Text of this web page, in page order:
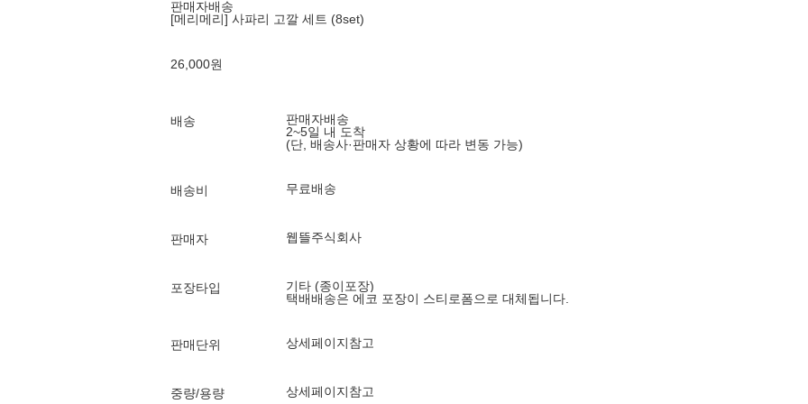
판매자배송
[메리메리] 사파리 고깔 세트 (8set)
26,000원
배송
판매자배송
2~5일 내 도착
(단, 배송사·판매자 상황에 따라 변동 가능)
배송비 무료배송
판매자 웹뜰주식회사
포장타입
기타 (종이포장)
택배배송은 에코 포장이 스티로폼으로 대체됩니다.
판매단위 상세페이지참고
중량/용량 상세페이지참고